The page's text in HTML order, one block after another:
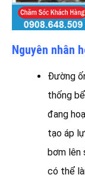
Nguyên nhân
Đường
thống
đang
tạo áp
bơm lên
có thể